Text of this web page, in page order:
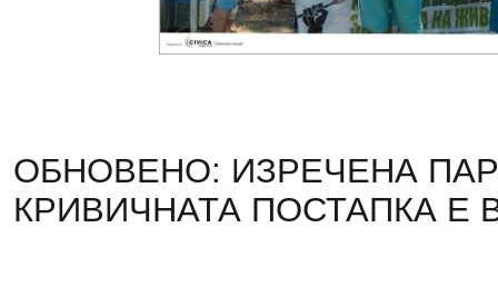
ОБНОВЕНО: ИЗРЕЧЕНА
КРИВИЧНАТА ПОСТАПКА Е